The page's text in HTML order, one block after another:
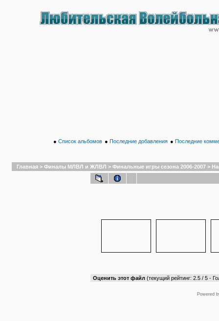
● Список альбомов ● Последние добавления ● Последние
Главная > Финалы МЛВЛ и ЖЛВЛ > Финальные игры сезона 2006-2007 >
Оценить этот файл (текущий рейтинг: 2.5 / 5 -
Powered